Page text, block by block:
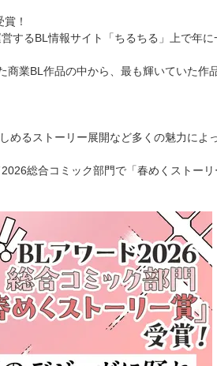
！
するBL情報サイト「ちるちる」上で年
業BL作品の中から、最も輝いていた作
めるストーリー展開など多くの魅力によ
総合コミック部門で「春めくストーリ